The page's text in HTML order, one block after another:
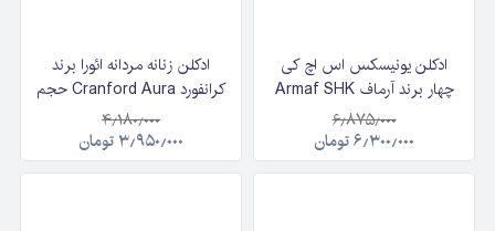
ادکلن یونیسکس اس اچ کی
چهار برند آرماف Armaf SHK
۱۰۰ میلی‌لیتر
۶٫۸۷۵٫۰۰۰
۶٫۳۰۰٫۰۰۰تومان
ادکلن زنانه مردانه ائورا برند
کرانفورد Cranford Aura حجم
100 میلی‌لیتر
۴٫۱۸۰٫۰۰۰
۳٫۹۵۰٫۰۰۰تومان